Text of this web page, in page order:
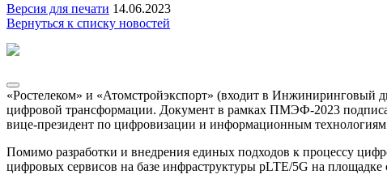
Версия для печати 14.06.2023
Вернуться к списку новостей
«Ростелеком» и «Атомстройэкспорт» (входит в Инжиниринговый
цифровой трансформации. Документ в рамках ПМЭФ-2023
вице-президент по цифровизации и информационным
Помимо разработки и внедрения единых подходов к процессу
цифровых сервисов на базе инфраструктуры pLTE/5G на площадке